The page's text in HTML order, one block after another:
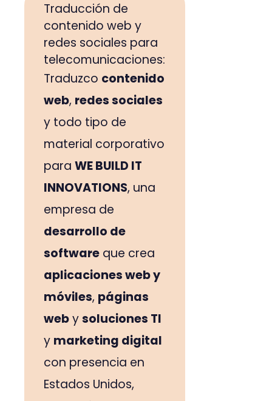
Traducción de
contenido web y
redes sociales para
telecomunicaciones:
Traduzco contenido
web, redes sociales
y todo tipo de
material corporativo
para WE BUILD IT
INNOVATIONS, una
empresa de
desarrollo de
software que crea
aplicaciones web y
móviles, páginas
webysoluciones TI
y marketing digital
con presencia en
Estados Unidos,